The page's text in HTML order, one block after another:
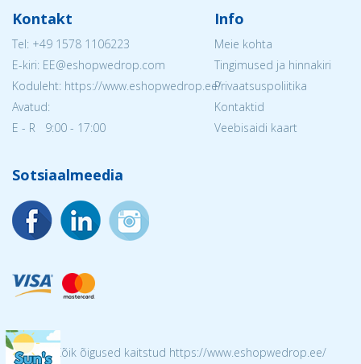
Kontakt
Tel: +49 1578 1106223
E-kiri: EE@eshopwedrop.com
Koduleht: https://www.eshopwedrop.ee/
Avatud:
E - R 9:00 - 17:00
Info
Meie kohta
Tingimused ja hinnakiri
Privaatsuspoliitika
Kontaktid
Veebisaidi kaart
Sotsiaalmeedia
© 2026 Kõik õigused kaitstud https://www.eshopwedrop.ee/